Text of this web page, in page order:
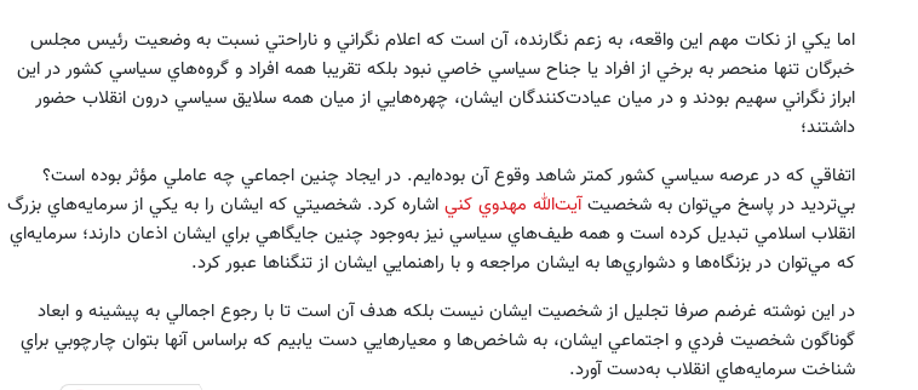
اما يكي از نكات مهم اين واقعه، به زعم نگارنده، آن است كه اعلام نگراني و ناراحتي نسبت به وضعيت رئيس مجلس
خبرگان تنها منحصر به برخي از افراد يا جناح سياسي خاصي نبود بلكه تقريبا همه افراد و گروه‌هاي سياسي كشور در اين
ابراز نگراني سهيم بودند و در ميان عيادت‌كنندگان ايشان، چهره‌هايي از ميان همه سلايق سياسي درون انقلاب حضور
داشتند؛
اتفاقي كه در عرصه سياسي كشور كمتر شاهد وقوع آن بوده‌ايم. در ايجاد چنين اجماعي چه عاملي مؤثر بوده است؟
بي‌ترديد در پاسخ مي‌توان به شخصيتآيت‌الله مهدوي كني اشاره كرد. شخصيتي كه ايشان را به يكي از سرمايه‌هاي بزرگ
انقلاب اسلامي تبديل كرده است و همه طيف‌هاي سياسي نيز به‌وجود چنين جايگاهي براي ايشان اذعان دارند؛ سرمايه‌اي
كه مي‌توان در بزنگاه‌ها و دشواري‌ها به ايشان مراجعه و با راهنمايي ايشان از تنگناها عبور كرد.
در اين نوشته غرضم صرفا تجليل از شخصيت ايشان نيست بلكه هدف آن است تا با رجوع اجمالي به پيشينه و ابعاد
گوناگون شخصيت فردي و اجتماعي ايشان، به شاخص‌ها و معيارهايي دست يابيم كه براساس آنها بتوان چارچوبي براي
شناخت سرمايه‌هاي انقلاب به‌دست آورد.
حمله کند فلج می شویم
ضامن؛ همین امروز اقدام کن ✅
ویزیت رایگان ✅
کن
ثبت نام کنید
تهران پر کنید ! | فقط ۲۵ میلیون
رزرورایگان نوبت